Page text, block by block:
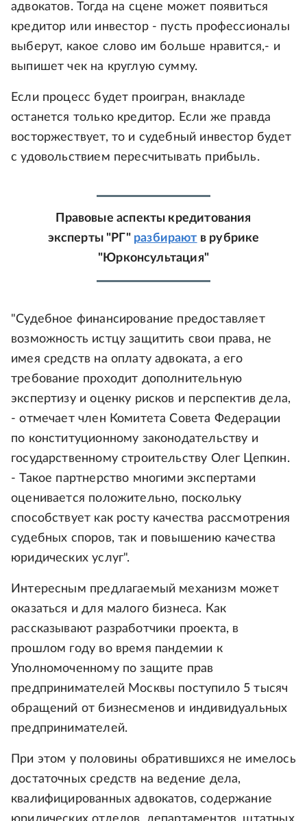
адвокатов. Тогда на сцене может появиться
кредитор или инвестор - пусть профессионалы
выберут, какое слово им больше нравится,- и
выпишет чек на круглую сумму.
Если процесс будет проигран, внакладе
останется только кредитор. Если же правда
восторжествует, то и судебный инвестор будет
с удовольствием пересчитывать прибыль.
Правовые аспекты кредитования
эксперты "РГ" разбирают в рубрике
"Юрконсультация"
"Судебное финансирование предоставляет
возможность истцу защитить свои права, не
имея средств на оплату адвоката, а его
требование проходит дополнительную
экспертизу и оценку рисков и перспектив дела,
- отмечает член Комитета Совета Федерации
по конституционному законодательству и
государственному строительству Олег Цепкин.
- Такое партнерство многими экспертами
оценивается положительно, поскольку
способствует как росту качества рассмотрения
судебных споров, так и повышению качества
юридических услуг".
Интересным предлагаемый механизм может
оказаться и для малого бизнеса. Как
рассказывают разработчики проекта, в
прошлом году во время пандемии к
Уполномоченному по защите прав
предпринимателей Москвы поступило 5 тысяч
обращений от бизнесменов и индивидуальных
предпринимателей.
При этом у половины обратившихся не имелось
достаточных средств на ведение дела,
квалифицированных адвокатов, содержание